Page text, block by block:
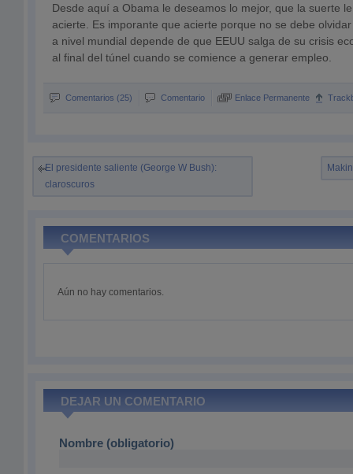
Desde aquí a Obama le deseamos lo mejor, que la suerte
acierte. Es imporante que acierte porque no se debe
a nivel mundial depende de que EEUU salga de su crisis
al final del túnel cuando se comience a generar empleo.
Comentarios (25) Comentario Enlace Permanente
El presidente saliente (George W Bush):
claroscuros
COMENTARIOS
Aún no hay comentarios.
DEJAR UN COMENTARIO
Nombre (obligatorio)